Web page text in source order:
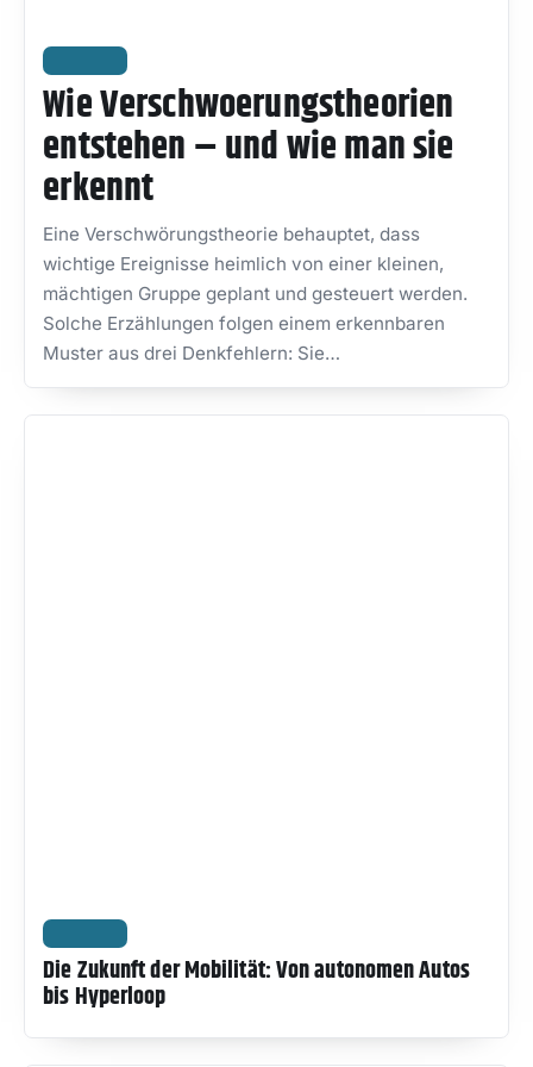
Wie Verschwoerungstheorien
entstehen – und wie man sie
erkennt
Eine Verschwörungstheorie behauptet, dass
wichtige Ereignisse heimlich von einer kleinen,
mächtigen Gruppe geplant und gesteuert werden.
Solche Erzählungen folgen einem erkennbaren
Muster aus drei Denkfehlern: Sie…
Die Zukunft der Mobilität: Von autonomen Autos
bis Hyperloop